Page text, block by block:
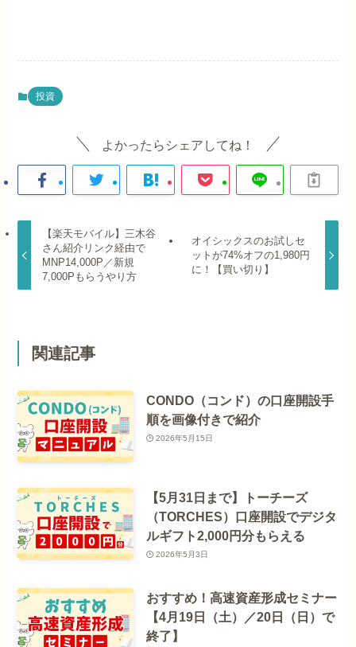
投資
よかったらシェアしてね！
【楽天モバイル】三木谷
さん紹介リンク経由で
MNP14,000P／新規
7,000Pもらうやり方
オイシックスのお試しセ
ットが74%オフの1,980円
に！【買い切り】
関連記事
CONDO（コンド）の口座開設手
順を画像付きで紹介
2026年5月15日
【5月31日まで】トーチーズ
（TORCHES）口座開設でデジタ
ルギフト2,000円分もらえる
2026年5月3日
おすすめ！高速資産形成セミナー
【4月19日（土）／20日（日）で
終了】